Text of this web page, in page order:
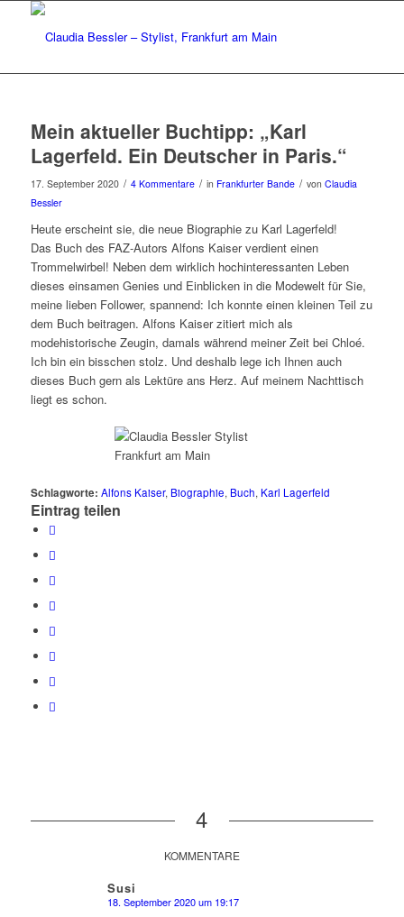
Mein aktueller Buchtipp: „Karl
Lagerfeld. Ein Deutscher in Paris.“
17. September 2020 / 4 Kommentare / in Frankfurter Bande / von Claudia
Bessler
Heute erscheint sie, die neue Biographie zu Karl Lagerfeld!
Das Buch des FAZ-Autors Alfons Kaiser verdient einen
Trommelwirbel! Neben dem wirklich hochinteressanten Leben
dieses einsamen Genies und Einblicken in die Modewelt für Sie,
meine lieben Follower, spannend: Ich konnte einen kleinen Teil zu
dem Buch beitragen. Alfons Kaiser zitiert mich als
modehistorische Zeugin, damals während meiner Zeit bei Chloé.
Ich bin ein bisschen stolz. Und deshalb lege ich Ihnen auch
dieses Buch gern als Lektüre ans Herz. Auf meinem Nachttisch
liegt es schon.
Schlagworte: Alfons Kaiser, Biographie, Buch, Karl Lagerfeld
Eintrag teilen
4
KOMMENTARE
Susi
sagte:
18. September 2020 um 19:17